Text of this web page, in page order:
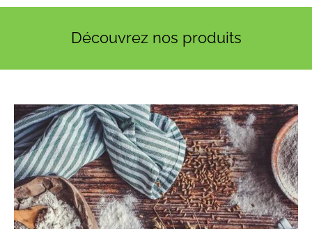
Découvrez nos produits